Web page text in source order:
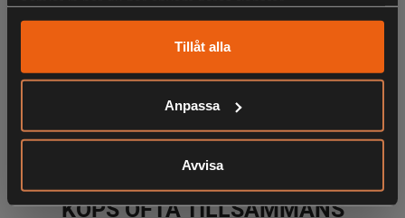
Tillåt alla
Anpassa
Avvisa
Innehåller lanolin, ullens naturliga fett
Användningsområde
Lämplig för ull och dun, samt merinoull, mohair, silke,
kashmir och liknande känsliga material.
Produkten är lätt biologiskt nedbrytbar, högkoncentrerad,
LIKNANDE PRODUKTER
KÖPS OFTA TILLSAMMANS